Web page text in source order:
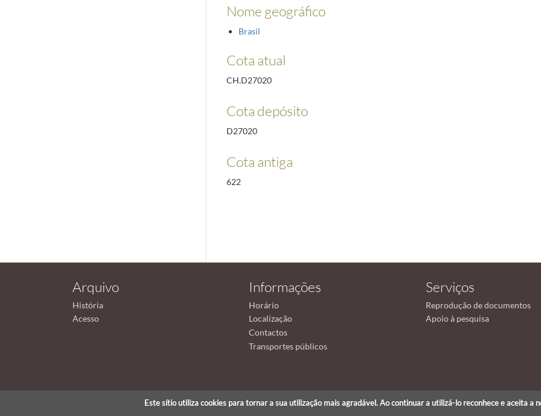
Nome geográfico
Brasil
Cota atual
CH.D27020
Cota depósito
D27020
Cota antiga
622
Arquivo
História
Acesso
Informações
Horário
Localização
Contactos
Transportes públicos
Serviços
Reprodução de documentos
Apoio à pesquisa
Este sítio utiliza cookies para tornar a sua utilização mais agradável. Ao continuar a utilizá-lo reconhece e aceita a